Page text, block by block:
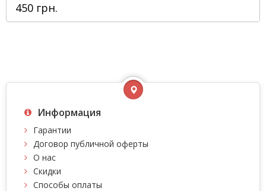
450 грн.
Информация
Гарантии
Договор публичной оферты
О нас
Скидки
Способы оплаты